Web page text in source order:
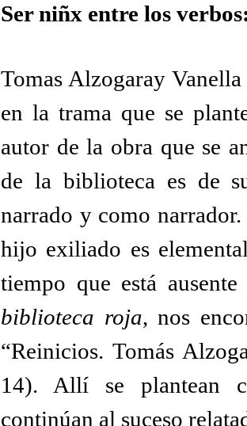
Ser niñx entre los
Tomas Alzogaray
en la trama que se
autor de la obra que se
de la biblioteca es de
narrado y como
hijo exiliado es
tiempo que está
biblioteca roja, nos
“Reinicios. Tomás
14). Allí se plantean
continúan al suceso